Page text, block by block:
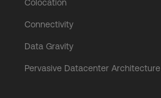
Colocation
Connectivity
Data Gravity
Pervasive Datacenter Architecture